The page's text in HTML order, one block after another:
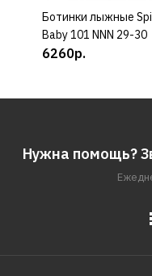
КУПИТЬ
Ботинки лыжные
Baby 101 NNN 29-30
6260р.
Нужна помощь?